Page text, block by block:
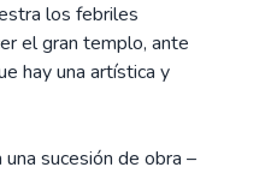
los febriles
el gran templo, ante
hay una artística y
sucesión de obra –